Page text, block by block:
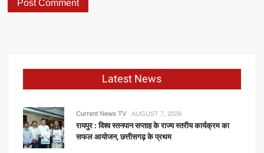
Latest News
Current News TV AUGUST 7, 2026
रायपुर : विश्व स्तनपान सप्ताह के राज्य स्तरीय कार्यक्रम का
सफल आयोजन, छत्तीसगढ़ के प्रथम